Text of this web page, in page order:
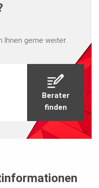
Ihnen gerne weiter.
Berater
finden